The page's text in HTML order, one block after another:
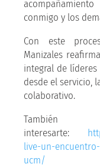
conmigo y los
Con este
Manizales
integral de
desde el servicio,
colaborativo.
interesarte:
live-un-
ucm/